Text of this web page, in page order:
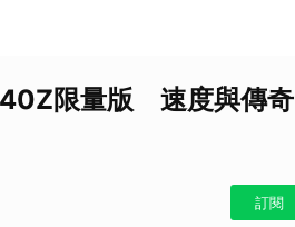
限量版 速度與傳奇
訂閱